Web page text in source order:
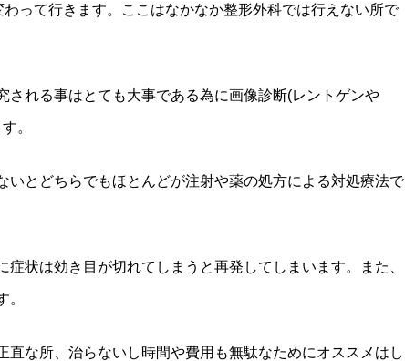
って行きます。ここはなかなか整形外科では行えない所で
れる事はとても大事である為に画像診断(レントゲンや
。
とどちらでもほとんどが注射や薬の処方による対処療法で
状は効き目が切れてしまうと再発してしまいます。また、
な所、治らないし時間や費用も無駄なためにオススメはし